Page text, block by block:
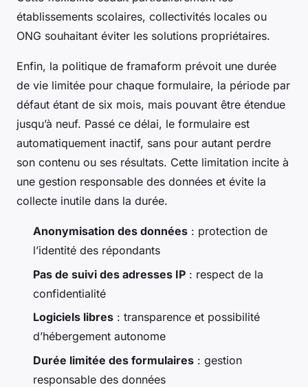
établissements scolaires, collectivités locales ou
ONG souhaitant éviter les solutions propriétaires.
Enfin, la politique de framaform prévoit une durée
de vie limitée pour chaque formulaire, la période par
défaut étant de six mois, mais pouvant être étendue
jusqu’à neuf. Passé ce délai, le formulaire est
automatiquement inactif, sans pour autant perdre
son contenu ou ses résultats. Cette limitation incite à
une gestion responsable des données et évite la
collecte inutile dans la durée.
Anonymisation des données : protection de
l’identité des répondants
Pas de suivi des adresses IP : respect de la
confidentialité
Logiciels libres : transparence et possibilité
d’hébergement autonome
Durée limitée des formulaires : gestion
responsable des données